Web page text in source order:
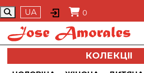
UA 0
КОЛЕКЦII